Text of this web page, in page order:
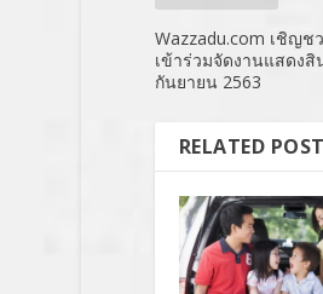
Wazzadu.com เชิญ
เข้าร่วมจัดงานแสดงสิ
กันยายน 2563
RELATED